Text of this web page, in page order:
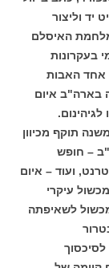
להושיט יד וליצור
האיסלם
בעקרונות
אחד האבות
בארה"ב איום
תוקף מכיוון
– חופש
ועוד – איום
עיקרי
לשאיפתה